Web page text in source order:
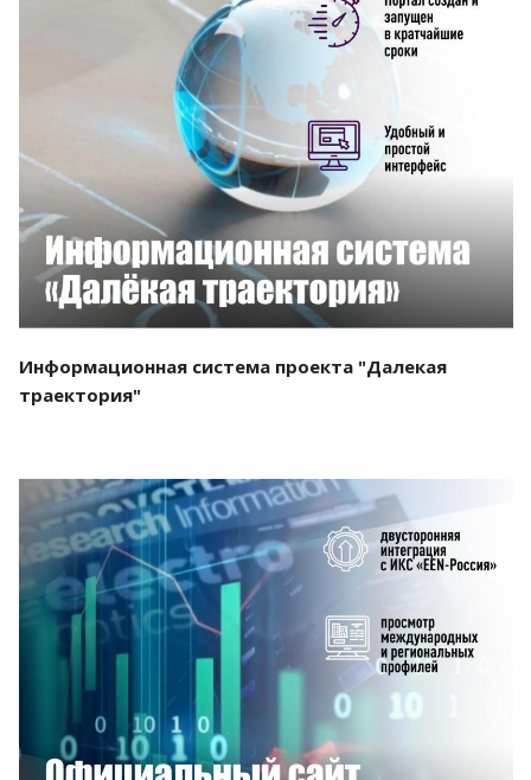
Смотреть проект
Информационная система проекта "Далекая
траектория"
Смотреть проект